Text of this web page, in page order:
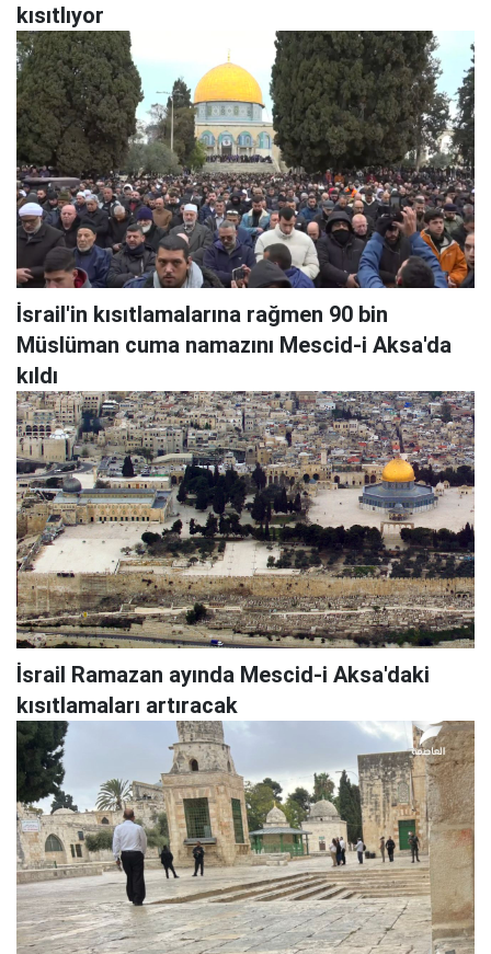
kısıtlıyor
İsrail'in kısıtlamalarına rağmen 90 bin
Müslüman cuma namazını Mescid-i Aksa'da
kıldı
İsrail Ramazan ayında Mescid-i Aksa'daki
kısıtlamaları artıracak